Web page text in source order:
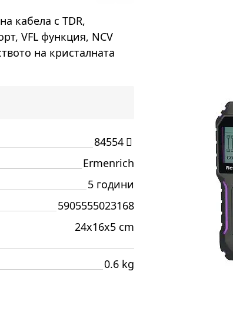
кабела с TDR,
VFL функция, NCV
на кристалната
84554
Ermenrich
5 години
5905555023168
24x16x5 cm
0.6 kg